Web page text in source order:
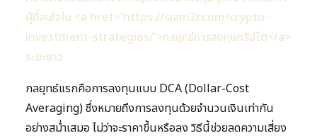
ผู้ที่สนใจใน <a href='https://siam2r.com/crypto-
investment-strategies/'>กลยุทธ์การลงทุนคริปโต</a>
ระยะยาว
กลยุทธ์แรกคือการลงทุนแบบ DCA (Dollar-Cost
Averaging) ซึ่งหมายถึงการลงทุนด้วยจำนวนเงินเท่ากัน
อย่างสม่ำเสมอ ไม่ว่าจะราคาขึ้นหรือลง วิธีนี้ช่วยลดความเสี่ยง